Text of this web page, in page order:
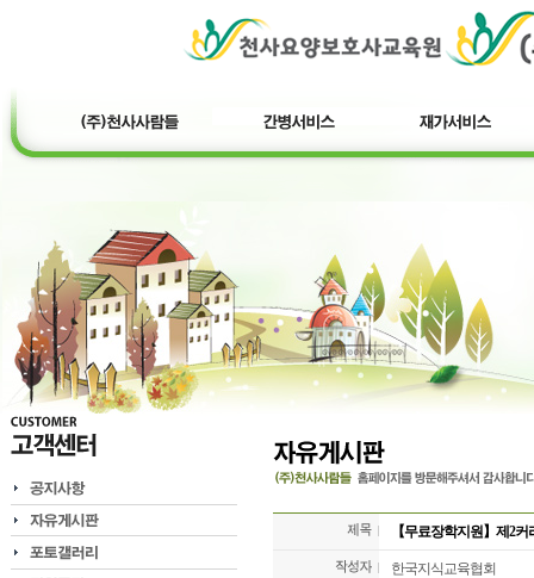
【무료장학지원】제2
한국지식교육협회